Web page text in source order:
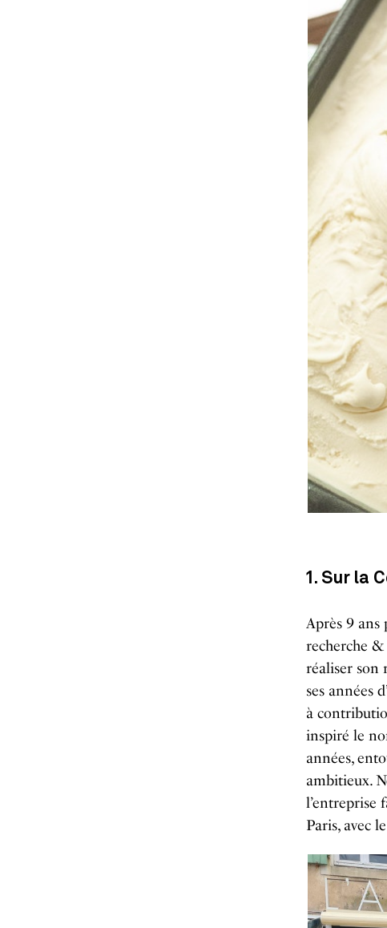
1. Sur la
Après 9 ans
recherche &
réaliser son
ses années
à
inspiré le
années,
ambitieux.
l’entreprise
Paris, avec